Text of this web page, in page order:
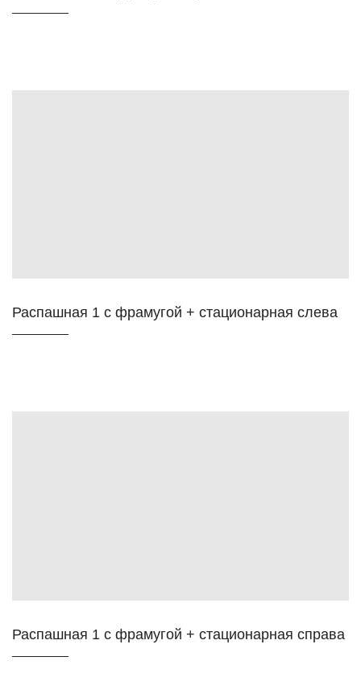
Распашная 1 с фрамугой + стационарная слева
Распашная 1 с фрамугой + стационарная справа